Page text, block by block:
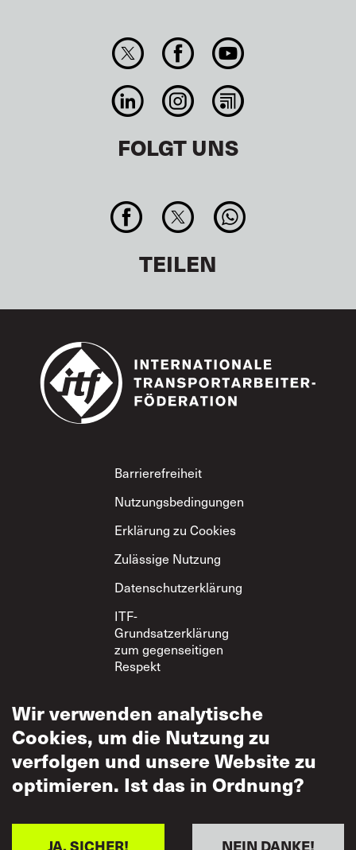
FOLGT UNS
TEILEN
Footer
Barrierefreiheit
Nutzungsbedingungen
Erklärung zu Cookies
Zulässige Nutzung
Datenschutzerklärung
ITF-
Grundsatzerklärung
zum gegenseitigen
Respekt
Wir verwenden analytische
Cookies, um die Nutzung zu
verfolgen und unsere Website zu
optimieren. Ist das in Ordnung?
NEIN DANKE!
JA, SICHER!